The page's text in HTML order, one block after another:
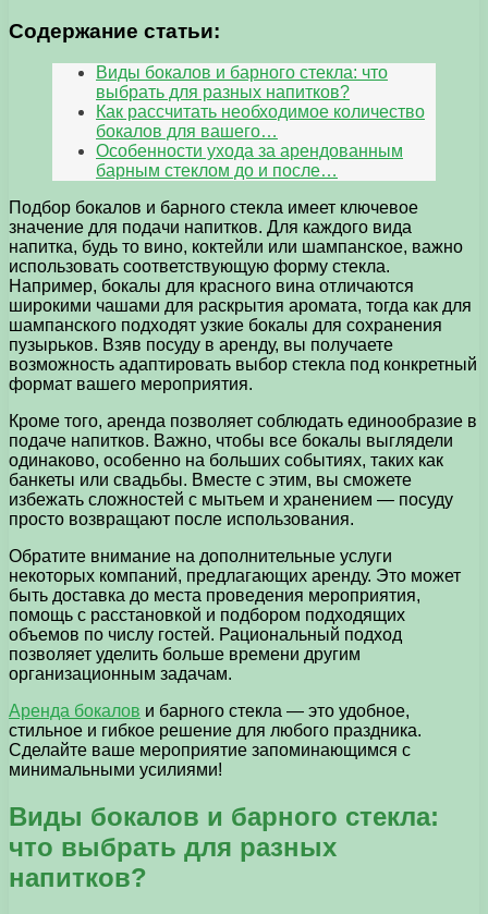
Содержание статьи:
Виды бокалов и барного стекла: что
выбрать для разных напитков?
Как рассчитать необходимое количество
бокалов для вашего…
Особенности ухода за арендованным
барным стеклом до и после…
Подбор бокалов и барного стекла имеет ключевое
значение для подачи напитков. Для каждого вида
напитка, будь то вино, коктейли или шампанское, важно
использовать соответствующую форму стекла.
Например, бокалы для красного вина отличаются
широкими чашами для раскрытия аромата, тогда как для
шампанского подходят узкие бокалы для сохранения
пузырьков. Взяв посуду в аренду, вы получаете
возможность адаптировать выбор стекла под конкретный
формат вашего мероприятия.
Кроме того, аренда позволяет соблюдать единообразие в
подаче напитков. Важно, чтобы все бокалы выглядели
одинаково, особенно на больших событиях, таких как
банкеты или свадьбы. Вместе с этим, вы сможете
избежать сложностей с мытьем и хранением — посуду
просто возвращают после использования.
Обратите внимание на дополнительные услуги
некоторых компаний, предлагающих аренду. Это может
быть доставка до места проведения мероприятия,
помощь с расстановкой и подбором подходящих
объемов по числу гостей. Рациональный подход
позволяет уделить больше времени другим
организационным задачам.
Аренда бокалов и барного стекла — это удобное,
стильное и гибкое решение для любого праздника.
Сделайте ваше мероприятие запоминающимся с
минимальными усилиями!
Виды бокалов и барного стекла:
что выбрать для разных
напитков?